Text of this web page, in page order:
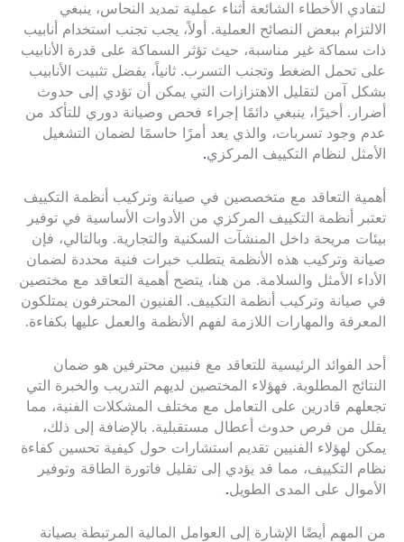
لتفادي الأخطاء الشائعة أثناء عملية تمديد النحاس، ينبغي
الالتزام ببعض النصائح العملية. أولاً، يجب تجنب استخدام أنابيب
ذات سماكة غير مناسبة، حيث تؤثر السماكة على قدرة الأنابيب
على تحمل الضغط وتجنب التسرب. ثانياً، يفضل تثبيت الأنابيب
بشكل آمن لتقليل الاهتزازات التي يمكن أن تؤدي إلى حدوث
أضرار. أخيرًا، ينبغي دائمًا إجراء فحص وصيانة دوري للتأكد من
عدم وجود تسربات، والذي يعد أمرًا حاسمًا لضمان التشغيل
الأمثل لنظام التكييف المركزي.
أهمية التعاقد مع متخصصين في صيانة وتركيب أنظمة التكييف
تعتبر أنظمة التكييف المركزي من الأدوات الأساسية في توفير
بيئات مريحة داخل المنشآت السكنية والتجارية. وبالتالي، فإن
صيانة وتركيب هذه الأنظمة يتطلب خبرات فنية محددة لضمان
الأداء الأمثل والسلامة. من هنا، يتضح أهمية التعاقد مع مختصين
في صيانة وتركيب أنظمة التكييف. الفنيون المحترفون يمتلكون
المعرفة والمهارات اللازمة لفهم الأنظمة والعمل عليها بكفاءة.
أحد الفوائد الرئيسية للتعاقد مع فنيين محترفين هو ضمان
النتائج المطلوبة. فهؤلاء المختصين لديهم التدريب والخبرة التي
تجعلهم قادرين على التعامل مع مختلف المشكلات الفنية، مما
يقلل من فرص حدوث أعطال مستقبلية. بالإضافة إلى ذلك،
يمكن لهؤلاء الفنيين تقديم استشارات حول كيفية تحسين كفاءة
نظام التكييف، مما قد يؤدي إلى تقليل فاتورة الطاقة وتوفير
الأموال على المدى الطويل.
من المهم أيضًا الإشارة إلى العوامل المالية المرتبطة بصيانة